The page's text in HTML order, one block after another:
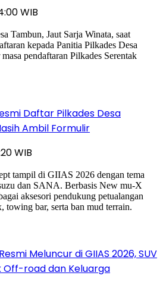
WIB
Daftar Pilkades Desa
Ambil Formulir
WIB
Meluncur di GIIAS 2026, SUV
Off-road dan Keluarga